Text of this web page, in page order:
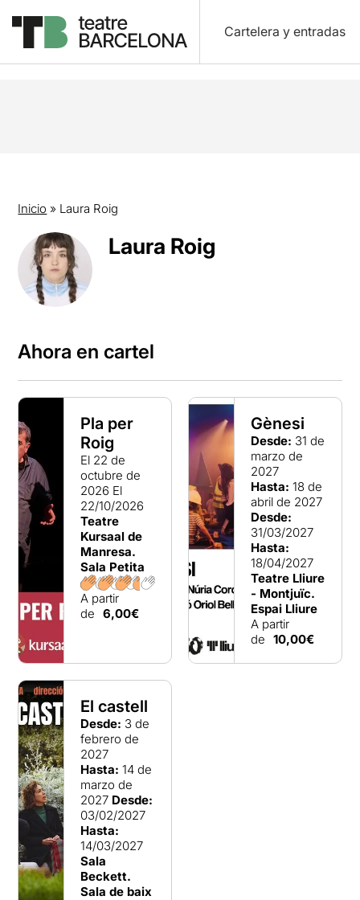
Cartelera y entradas
Inicio » Laura Roig
Laura Roig
Ahora en cartel
Pla per
Roig
El 22 de
octubre de
2026 El
22/10/2026
Teatre
Kursaal de
Manresa.
Sala Petita
A partir
de 6,00€
Gènesi
Desde: 31 de
marzo de
2027
Hasta: 18 de
abril de 2027
Desde:
31/03/2027
Hasta:
18/04/2027
Teatre Lliure
- Montjuïc.
Espai Lliure
A partir
de 10,00€
El castell
Desde: 3 de
febrero de
2027
Hasta: 14 de
marzo de
2027 Desde:
03/02/2027
Hasta:
14/03/2027
Sala
Beckett.
Sala de baix